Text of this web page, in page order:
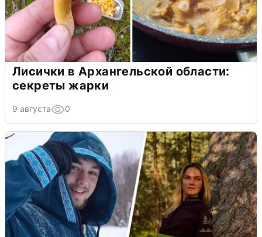
Лисички в Архангельской области:
секреты жарки
9 августа 0